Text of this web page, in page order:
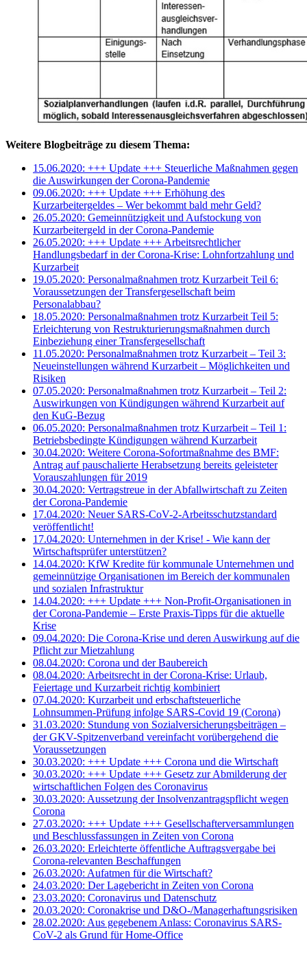
Weitere Blogbeiträge zu diesem Thema:
15.06.2020: +++ Update +++ Steuerliche Maßnahmen gegen
die Auswirkungen der Corona-Pandemie
09.06.2020: +++ Update +++ Erhöhung des
Kurzarbeitergeldes – Wer bekommt bald mehr Geld?
26.05.2020: Gemeinnützigkeit und Aufstockung von
Kurzarbeitergeld in der Corona-Pandemie
26.05.2020: +++ Update +++ Arbeitsrechtlicher
Handlungsbedarf in der Corona-Krise: Lohnfortzahlung und
Kurzarbeit
19.05.2020: Personalmaßnahmen trotz Kurzarbeit Teil 6:
Voraussetzungen der Transfergesellschaft beim
Personalabbau?
18.05.2020: Personalmaßnahmen trotz Kurzarbeit Teil 5:
Erleichterung von Restrukturierungsmaßnahmen durch
Einbeziehung einer Transfergesellschaft
11.05.2020: Personalmaßnahmen trotz Kurzarbeit – Teil 3:
Neueinstellungen während Kurzarbeit – Möglichkeiten und
Risiken
07.05.2020: Personalmaßnahmen trotz Kurzarbeit – Teil 2:
Auswirkungen von Kündigungen während Kurzarbeit auf
den KuG-Bezug
06.05.2020: Personalmaßnahmen trotz Kurzarbeit – Teil 1:
Betriebsbedingte Kündigungen während Kurzarbeit
30.04.2020: Weitere Corona-Sofortmaßnahme des BMF:
Antrag auf pauschalierte Herabsetzung bereits geleisteter
Vorauszahlungen für 2019
30.04.2020: Vertragstreue in der Abfallwirtschaft zu Zeiten
der Corona-Pandemie
17.04.2020: Neuer SARS-CoV-2-Arbeitsschutzstandard
veröffentlicht!
17.04.2020: Unternehmen in der Krise! - Wie kann der
Wirtschaftsprüfer unterstützen?
14.04.2020: KfW Kredite für kommunale Unternehmen und
gemeinnützige Organisationen im Bereich der kommunalen
und sozialen Infrastruktur
14.04.2020: +++ Update +++ Non-Profit-Organisationen in
der Corona-Pandemie – Erste Praxis-Tipps für die aktuelle
Krise
09.04.2020: Die Corona-Krise und deren Auswirkung auf die
Pflicht zur Mietzahlung
08.04.2020: Corona und der Baubereich
08.04.2020: Arbeitsrecht in der Corona-Krise: Urlaub,
Feiertage und Kurzarbeit richtig kombiniert
07.04.2020: Kurzarbeit und erbschaftsteuerliche
Lohnsummen-Prüfung infolge SARS-Covid 19 (Corona)
31.03.2020: Stundung von Sozialversicherungsbeiträgen –
der GKV-Spitzenverband vereinfacht vorübergehend die
Voraussetzungen
30.03.2020: +++ Update +++ Corona und die Wirtschaft
30.03.2020: +++ Update +++ Gesetz zur Abmilderung der
wirtschaftlichen Folgen des Coronavirus
30.03.2020: Aussetzung der Insolvenzantragspflicht wegen
Corona
27.03.2020: +++ Update +++ Gesellschafterversammlungen
und Beschlussfassungen in Zeiten von Corona
26.03.2020: Erleichterte öffentliche Auftragsvergabe bei
Corona-relevanten Beschaffungen
26.03.2020: Aufatmen für die Wirtschaft?
24.03.2020: Der Lagebericht in Zeiten von Corona
23.03.2020: Coronavirus und Datenschutz
20.03.2020: Coronakrise und D&O-/Managerhaftungsrisiken
28.02.2020: Aus gegebenem Anlass: Coronavirus SARS-
CoV-2 als Grund für Home-Office